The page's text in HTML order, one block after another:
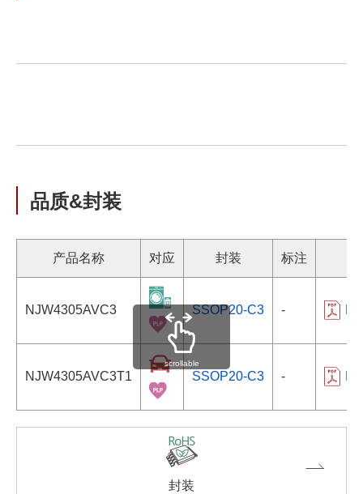
品质&封装
产品名称 对应 封装 标注
NJW4305AVC3 SSOP20-C3 -
NJW4305AVC3T1 SSOP20-C3 -
scrollable
封装